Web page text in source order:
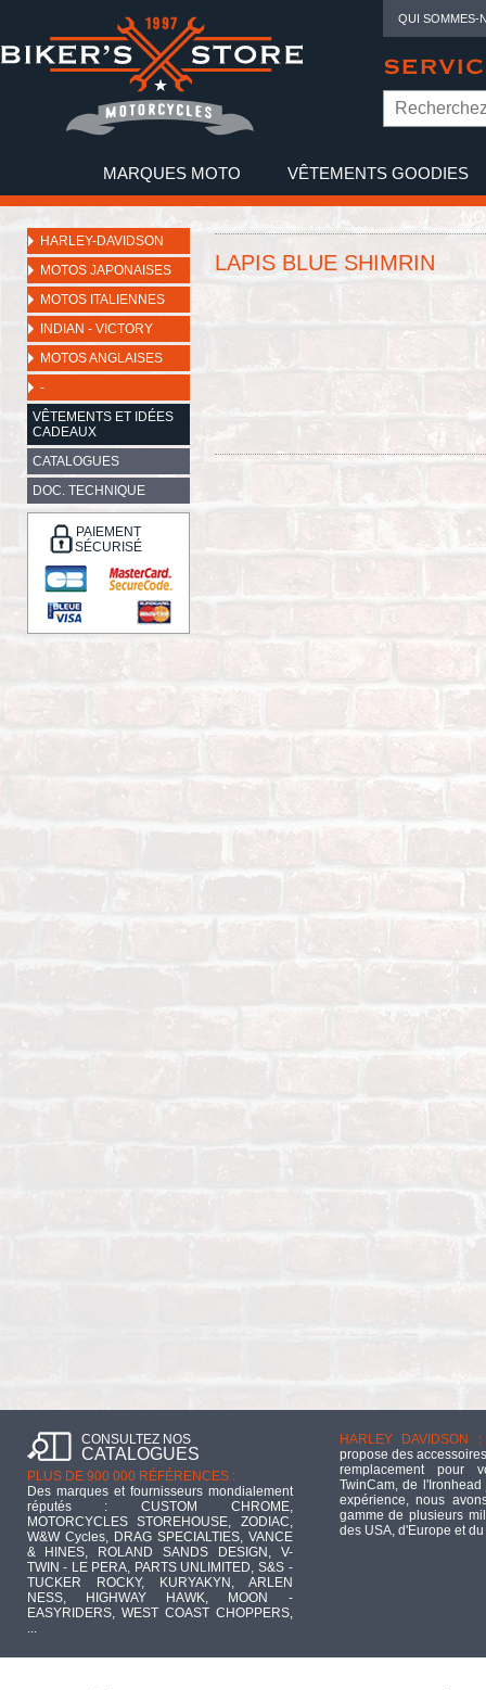
QUI SOMMES-
MARQUES MOTO VÊTEMENTS GOODIES
HARLEY-DAVIDSON
MOTOS JAPONAISES
MOTOS ITALIENNES
INDIAN - VICTORY
MOTOS ANGLAISES
-
VÊTEMENTS ET IDÉES
CADEAUX
CATALOGUES
DOC. TECHNIQUE
PAIEMENT
SÉCURISÉ
LAPIS BLUE SHIMRIN
CONSULTEZ NOS
CATALOGUES
PLUS DE 900 000 RÉFÉRENCES :
Des marques et fournisseurs mondialement
réputés : CUSTOM CHROME,
MOTORCYCLES STOREHOUSE, ZODIAC,
W&W Cycles, DRAG SPECIALTIES, VANCE
& HINES, ROLAND SANDS DESIGN, V-
TWIN - LE PERA, PARTS UNLIMITED, S&S -
TUCKER ROCKY, KURYAKYN, ARLEN
NESS, HIGHWAY HAWK, MOON -
EASYRIDERS, WEST COAST CHOPPERS,
...
HARLEY DAVIDSON :
propose des
remplacement pour
TwinCam, de
expérience, nous
gamme de plusieurs
des USA, d'Europe et